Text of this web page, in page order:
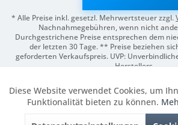
* Alle Preise inkl. gesetzl. Mehrwertsteuer zzgl.
Nachnahmegebühren, wenn nicht
Durchgestrichene Preise entsprechen dem
der letzten 30 Tage. ** Preise beziehen
geforderten Verkaufspreis. UVP:
Herstellers.
Funktionale
Diese Website verwendet Cookies, um
Funktionalität bieten zu können.